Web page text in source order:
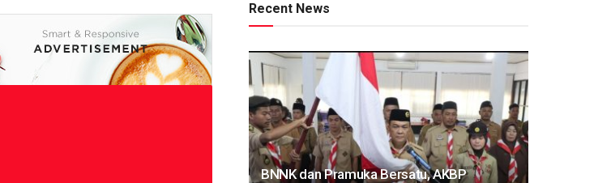
Recent News
BNNK dan Pramuka Bersatu, AKBP